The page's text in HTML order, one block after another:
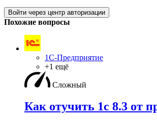
Войти через центр авторизации
Похожие вопросы
1С-Предприятие
+1 ещё
Сложный
Как отучить 1с 8.3 от